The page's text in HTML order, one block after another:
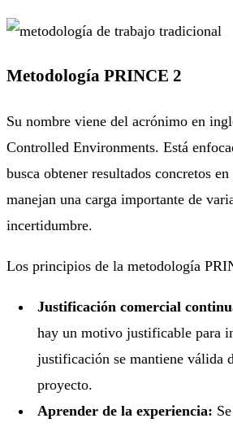
Metodología PRINCE 2
Su nombre viene del acrónimo en
Controlled Environments. Está
busca obtener resultados concretos
manejan una carga importante de
incertidumbre.
Los principios de la metodología
Justificación comercial
hay un motivo justificable para
justificación se mantiene válida
proyecto.
Aprender de la experiencia: